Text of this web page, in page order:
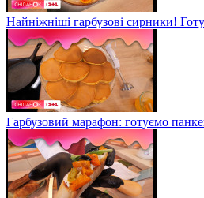
Найніжніші гарбузові сирники!
Гарбузовий марафон: готуємо